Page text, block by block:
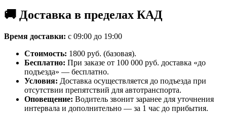
🚚 Доставка в пределах КАД
Время доставки: с 09:00 до 19:00
Стоимость: 1800 руб. (базовая).
Бесплатно: При заказе от 100 000 руб. доставка «до
подъезда» — бесплатно.
Условия: Доставка осуществляется до подъезда при
отсутствии препятствий для автотранспорта.
Оповещение: Водитель звонит заранее для уточнения
интервала и дополнительно — за 1 час до прибытия.